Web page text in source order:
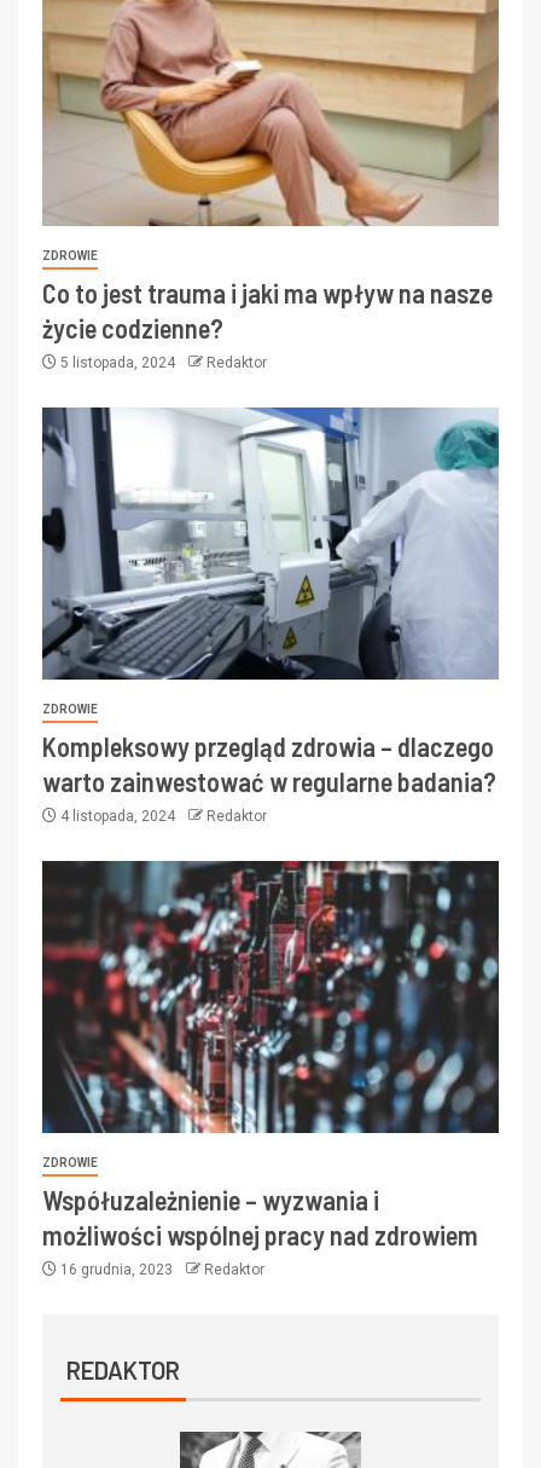
ZDROWIE
Co to jest trauma i jaki ma wpływ na nasze
życie codzienne?
5 listopada, 2024 Redaktor
ZDROWIE
Kompleksowy przegląd zdrowia – dlaczego
warto zainwestować w regularne badania?
4 listopada, 2024 Redaktor
ZDROWIE
Współuzależnienie – wyzwania i
możliwości wspólnej pracy nad zdrowiem
16 grudnia, 2023 Redaktor
REDAKTOR